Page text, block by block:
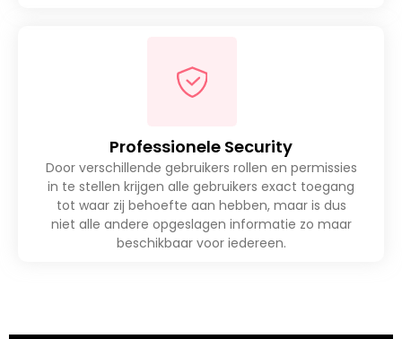
Professionele Security
Door verschillende gebruikers rollen en permissies
in te stellen krijgen alle gebruikers exact toegang
tot waar zij behoefte aan hebben, maar is dus
niet alle andere opgeslagen informatie zo maar
beschikbaar voor iedereen.